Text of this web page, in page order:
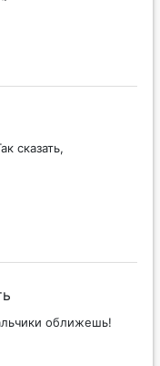
сказать,
оближешь!